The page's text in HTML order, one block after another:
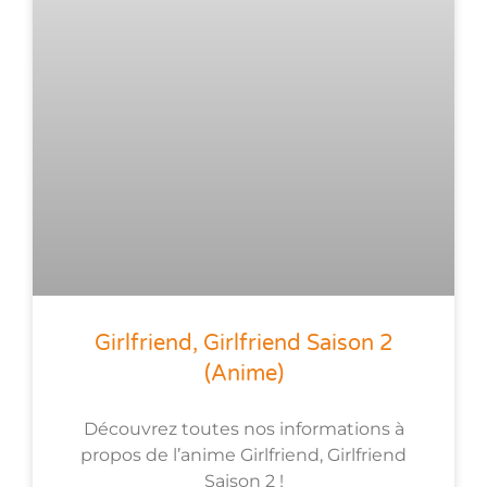
Girlfriend, Girlfriend Saison 2
(anime)
Découvrez toutes nos informations à
propos de l’anime Girlfriend, Girlfriend
Saison 2 !